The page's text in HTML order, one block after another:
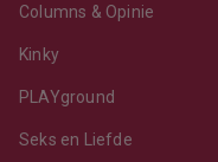
Columns & Opinie
Kinky
PLAYground
Seks en Liefde